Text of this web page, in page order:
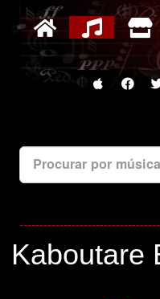
Procurar por
Kaboutare